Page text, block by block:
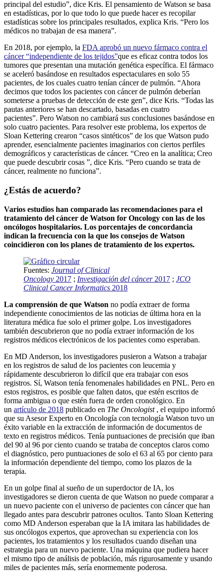
principal del estudio”, dice Kris. El pensamiento de Watson se basa
en estadísticas, por lo que todo lo que puede hacer es recopilar
estadísticas sobre los principales resultados, explica Kris. “Pero los
médicos no trabajan de esa manera”.
En 2018, por ejemplo, la FDA aprobó un nuevo fármaco contra el
cáncer “independiente de los tejidos”que es eficaz contra todos los
tumores que presentan una mutación genética específica. El fármaco
se aceleró basándose en resultados espectaculares en solo 55
pacientes, de los cuales cuatro tenían cáncer de pulmón. “Ahora
decimos que todos los pacientes con cáncer de pulmón deberían
someterse a pruebas de detección de este gen”, dice Kris. “Todas las
pautas anteriores se han descartado, basadas en cuatro
pacientes”. Pero Watson no cambiará sus conclusiones basándose en
solo cuatro pacientes. Para resolver este problema, los expertos de
Sloan Kettering crearon “casos sintéticos” de los que Watson pudo
aprender, esencialmente pacientes imaginarios con ciertos perfiles
demográficos y características de cáncer. “Creo en la analítica; Creo
que puede descubrir cosas ”, dice Kris. “Pero cuando se trata de
cáncer, realmente no funciona”.
¿Estás de acuerdo?
Varios estudios han comparado las recomendaciones para el
tratamiento del cáncer de Watson for Oncology con las de los
oncólogos hospitalarios. Los porcentajes de concordancia
indican la frecuencia con la que los consejos de Watson
coincidieron con los planes de tratamiento de los expertos.
Fuentes: Journal of Clinical
Oncology 2017 ; Investigación del cáncer2017 ; JCO
Clinical Cancer Informatics 2018
La comprensión de que Watson no podía extraer de forma
independiente conocimientos de las noticias de última hora en la
literatura médica fue solo el primer golpe. Los investigadores
también descubrieron que no podía extraer información de los
registros médicos electrónicos de los pacientes como esperaban.
En MD Anderson, los investigadores pusieron a Watson a trabajar
en los registros de salud de los pacientes con leucemia y
rápidamente descubrieron lo difícil que era trabajar con esos
registros. Sí, Watson tenía fenomenales habilidades en PNL. Pero en
estos registros, es posible que falten datos, que estén escritos de
forma ambigua o que estén fuera de orden cronológico. En
un artículo de 2018 publicado en The Oncologist, el equipo informó
que su Asesor Experto en Oncología con tecnología Watson tuvo un
éxito variable en la extracción de información de documentos de
texto en registros médicos. Tenía puntuaciones de precisión que iban
del 90 al 96 por ciento cuando se trataba de conceptos claros como
el diagnóstico, pero puntuaciones de solo el 63 al 65 por ciento para
la información dependiente del tiempo, como los plazos de la
terapia.
En un golpe final al sueño de un superdoctor de IA, los
investigadores se dieron cuenta de que Watson no puede comparar a
un nuevo paciente con el universo de pacientes con cáncer que han
llegado antes para descubrir patrones ocultos. Tanto Sloan Kettering
como MD Anderson esperaban que la IA imitara las habilidades de
sus oncólogos expertos, que aprovechan su experiencia con los
pacientes, los tratamientos y los resultados cuando diseñan una
estrategia para un nuevo paciente. Una máquina que pudiera hacer
el mismo tipo de análisis de población, más rigurosamente y usando
miles de pacientes más, sería enormemente poderosa.